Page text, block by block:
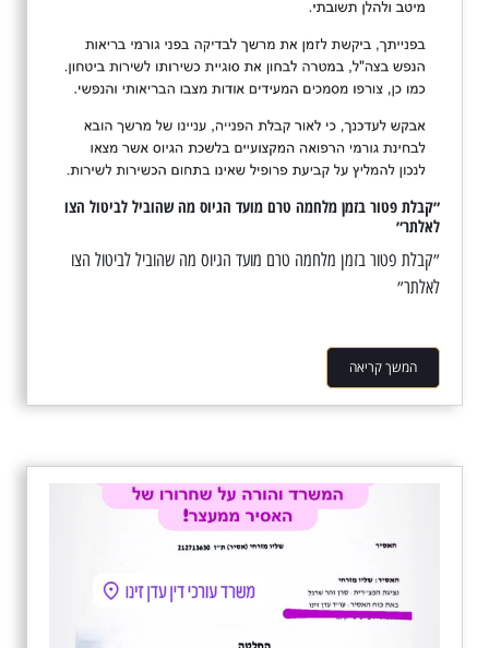
״קבלת פטור בזמן מלחמה טרם מועד הגיוס מה שהוביל לביטול הצו
לאלתר״
״קבלת פטור בזמן מלחמה טרם מועד הגיוס מה שהוביל לביטול הצו
לאלתר״
המשך קריאה